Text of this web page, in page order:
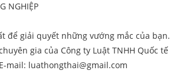
NGHIỆP
để giải quyết những vướng mắc của bạn.
gia của Công ty Luật TNHH Quốc tế
mail: luathongthai@gmail.com